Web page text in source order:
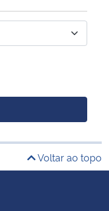
Voltar ao topo